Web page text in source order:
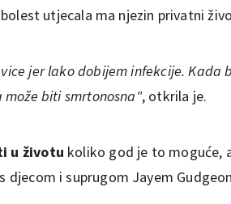
utjecala ma njezin privatni
jer lako dobijem infekcije. Kada
biti smrtonosna", otkrila je.
u životu koliko god je to moguće,
i suprugom Jayem